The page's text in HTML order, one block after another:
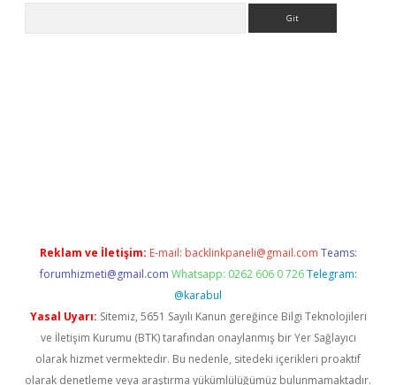
Reklam ve İletişim: E-mail: backlinkpaneli@gmail.com Teams:
forumhizmeti@gmail.com Whatsapp: 0262 606 0 726 Telegram:
@karabul
Yasal Uyarı: Sitemiz, 5651 Sayılı Kanun gereğince Bilgi Teknolojileri
ve İletişim Kurumu (BTK) tarafından onaylanmış bir Yer Sağlayıcı
olarak hizmet vermektedir. Bu nedenle, sitedeki içerikleri proaktif
olarak denetleme veya araştırma yükümlülüğümüz bulunmamaktadır.